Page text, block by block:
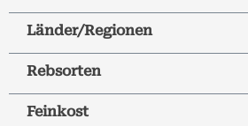
Länder/Regionen
Rebsorten
Feinkost